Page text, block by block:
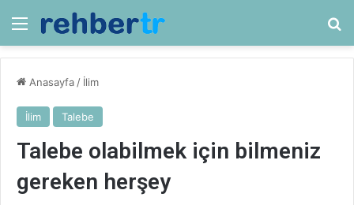
Menü
Anasayfa / İlim
İlim Talebe
Talebe olabilmek için bilmeniz
gereken herşey